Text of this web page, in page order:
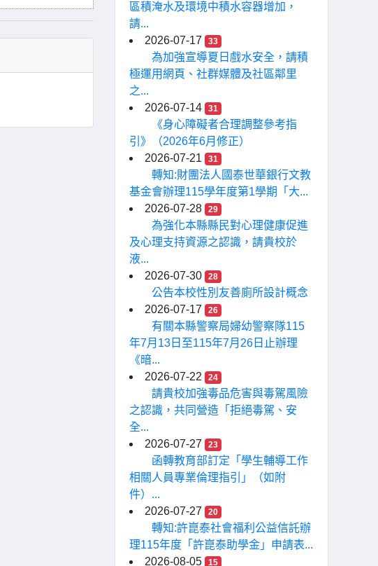
區積淹水及環境中積水容器增加，
請...
2026-07-17
33
為加強宣導夏日戲水安全，請積
極運用網頁、社群媒體及社區鄰里
之...
2026-07-14
31
《身心障礙者合理調整參考指
引》（2026年6月修正）
2026-07-21
31
轉知:財團法人國泰世華銀行文教
基金會辦理115學年度第1學期「大...
2026-07-28
29
為強化本縣縣民對心理健康促進
及心理支持資源之認識，請貴校於
液...
2026-07-30
28
公告本校性別友善廁所設計概念
2026-07-17
26
有關本縣警察局婦幼警察隊115
年7月13日至115年7月26日止辦理
《暗...
2026-07-22
24
請貴校加強毒品危害與毒駕風險
之認識，共同營造「拒絕毒駕、安
全...
2026-07-27
23
函轉教育部訂定「學生輔導工作
相關人員專業倫理指引」（如附
件）...
2026-07-27
20
轉知:許崑泰社會福利公益信託辦
理115年度「許崑泰助學金」申請表...
2026-08-05
15